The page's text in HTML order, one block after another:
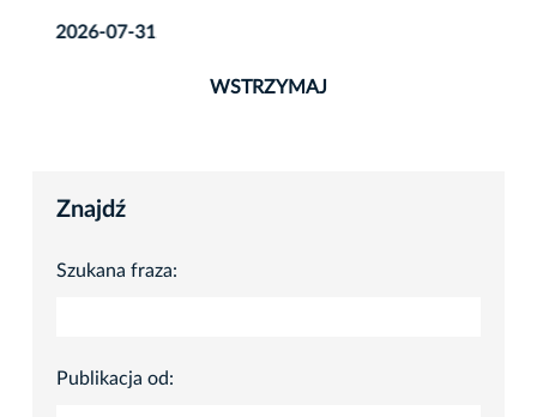
2026-07-31
WSTRZYMAJ
Znajdź
Szukana fraza:
Publikacja od: